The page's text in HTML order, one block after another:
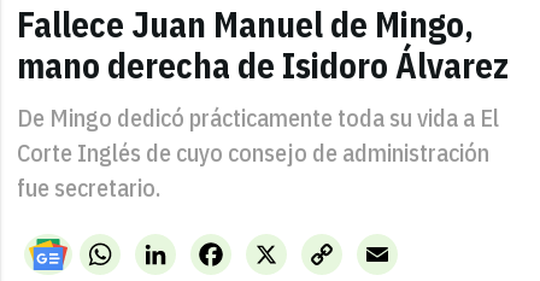
Fallece Juan Manuel de Mingo,
mano derecha de Isidoro Álvarez
De Mingo dedicó prácticamente toda su vida a El
Corte Inglés de cuyo consejo de administración
fue secretario.
WhatsAppLinkedIn X
Facebook
Copy
Link
Email